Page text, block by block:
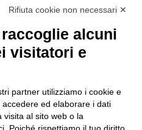
C, Iniziale abitata, Santo
Motivi decorativi fitomorfi
OGGETTO
LOCALIZZAZIONE
Rifiuta cookie non necessari ✕
alcuni
visitatori e
partner utilizziamo i cookie e
ed elaborare i dati
visita al sito web o la